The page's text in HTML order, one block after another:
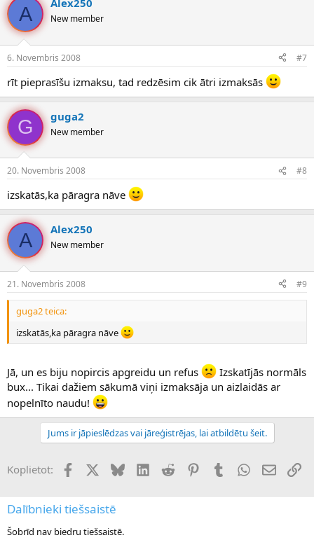
A Alex250
New member
6. Novembris 2008 #7
rīt pieprasīšu izmaksu, tad redzēsim cik ātri izmaksās
G guga2
New member
20. Novembris 2008 #8
izskatās,ka pāragra nāve
A Alex250
New member
21. Novembris 2008 #9
guga2 teica:
izskatās,ka pāragra nāve
Jā, un es biju nopircis apgreidu un refus
Izskatījās normāls
bux... Tikai dažiem sākumā viņi izmaksāja un aizlaidās ar
nopelnīto naudu!
Jums ir jāpieslēdzas vai jāreģistrējas, lai atbildētu šeit.
Koplietot: FacebookX (Twitter)
BlueskyLinkedInReddit PinterestTumblrWhatsApp
E-pasts
Dalībnieki tiešsaistē
Šobrīd nav biedru tiešsaistē.